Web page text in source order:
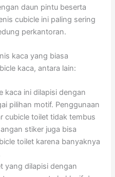
daun pintu beserta
cubicle ini paling sering
perkantoran.
kaca yang biasa
kaca, antara lain:
kaca ini dilapisi dengan
pilihan motif. Penggunaan
cubicle toilet tidak tembus
stiker juga bisa
toilet karena banyaknya
yang dilapisi dengan